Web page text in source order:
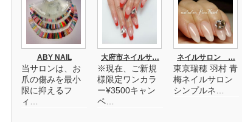
ABY NAIL
当サロンは、お
爪の傷みを最小
限に抑えるフ
ィ…
大府市ネイルサ…
※現在、ご新規
様限定ワンカラ
ー¥3500キャン
ペ…
ネイルサロン …
東京瑞穂 羽村 青
梅ネイルサロン
シンプルネ…